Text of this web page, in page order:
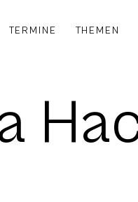
TERMINE THEMEN